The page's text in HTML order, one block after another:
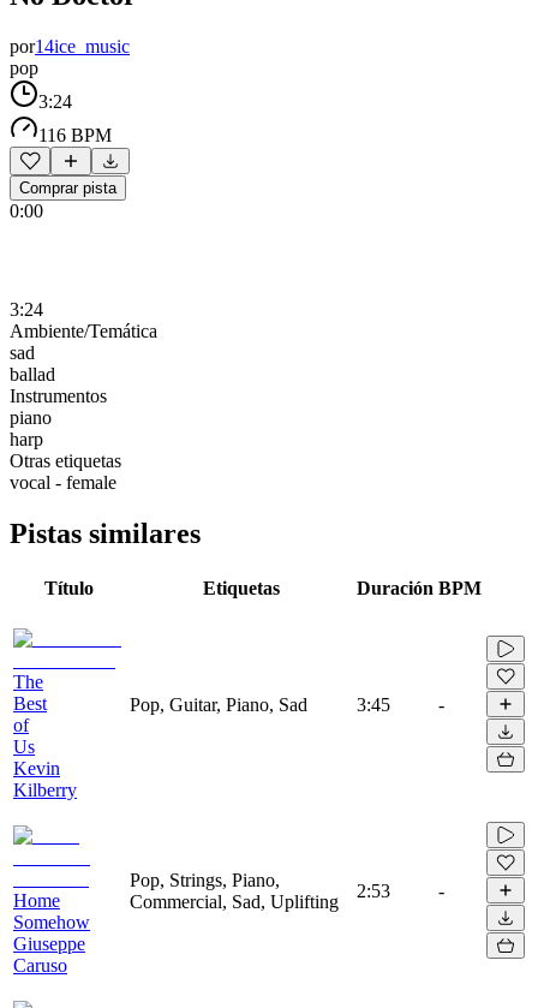
por14ice_music
pop
3:24
116 BPM
Comprar pista
0:00
3:24
Ambiente/Temática
sad
ballad
Instrumentos
piano
harp
Otras etiquetas
vocal - female
Pistas similares
Título Etiquetas Duración BPM
The
Best
of
Us
Kevin
Kilberry
Pop, Guitar, Piano, Sad 3:45 -
Home
Somehow
Giuseppe
Caruso
Pop, Strings, Piano,
Commercial, Sad, Uplifting
2:53 -